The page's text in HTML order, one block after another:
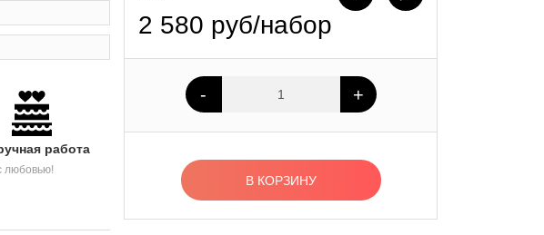
работа
любовью!
2 580 руб/набор
- +
В КОРЗИНУ